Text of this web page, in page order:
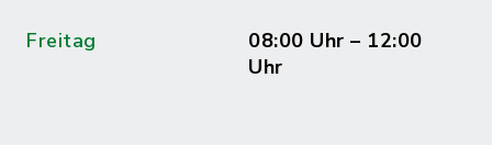
Freitag
08:00 Uhr – 12:00
Uhr